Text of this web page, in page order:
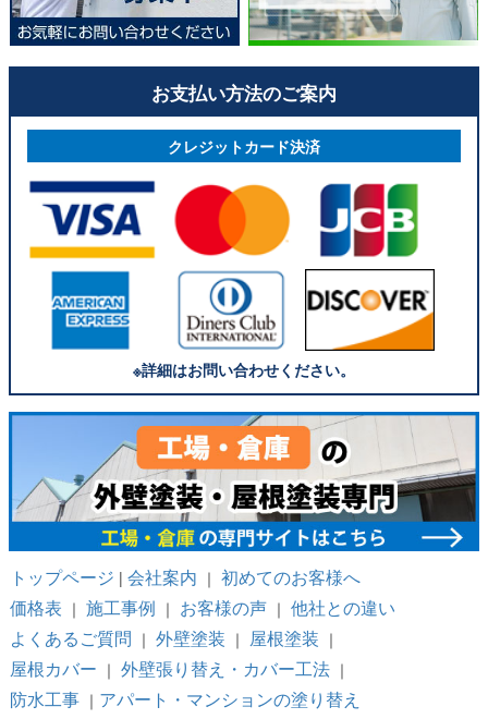
お支払い方法のご案内
クレジットカード決済
※詳細はお問い合わせください。
トップページ | 会社案内 ｜ 初めてのお客様へ
価格表 ｜ 施工事例 ｜ お客様の声｜ 他社との違い
よくあるご質問 ｜ 外壁塗装 ｜ 屋根塗装 ｜
屋根カバー ｜ 外壁張り替え・カバー工法｜
防水工事｜ アパート・マンションの塗り替え